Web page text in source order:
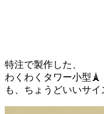
特注で製作した、
わくわくタワー小型🗼
も、ちょうどいいサ